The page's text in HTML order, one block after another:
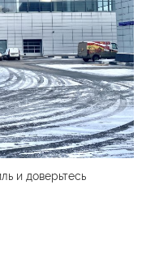
и доверьтесь